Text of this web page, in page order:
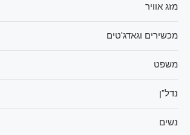
מזג אוויר
מכשירים וגאדג'טים
משפט
נדל"ן
נשים